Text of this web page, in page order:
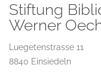
Stiftung
Werner
Luegetenstrasse 11
8840 Einsiedeln